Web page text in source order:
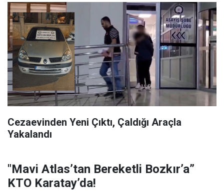
Cezaevinden Yeni Çıktı, Çaldığı Araçla
Yakalandı
"Mavi Atlas’tan Bereketli Bozkır’a”
KTO Karatay’da!